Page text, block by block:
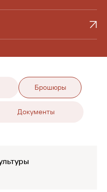
Брошюры
Документы